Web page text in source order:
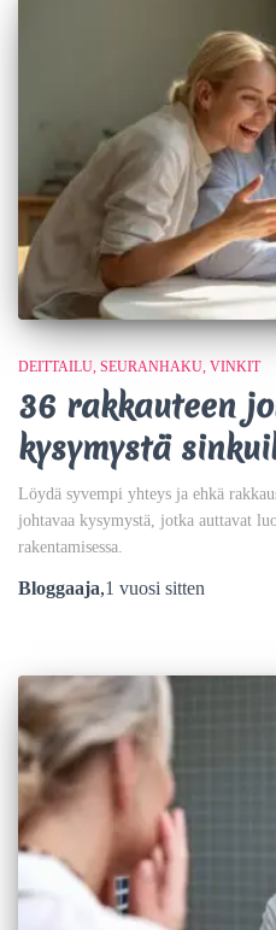
DEITTAILU SEURANHAKU VINKIT
36 rakkauteen
kysymystä
Löydä syvempi yhteys ja ehkä
johtavaa kysymystä, jotka auttavat
rakentamisessa.
Bloggaaja,1 vuosi sitten